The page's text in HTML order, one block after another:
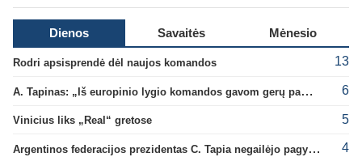
Dienos Savaitės Mėnesio
Rodri apsisprendė dėl naujos komandos 13
A. Tapinas: „Iš europinio lygio komandos gavom gerų pamokų“ 6
Vinicius liks „Real“ gretose 5
Argentinos federacijos prezidentas C. Tapia negailėjo pagyrų G. Infantino 4